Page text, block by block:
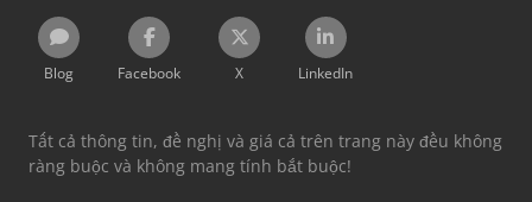
Blog Facebook X LinkedIn
Tất cả thông tin, đề nghị và giá cả trên trang này đều không
ràng buộc và không mang tính bắt buộc!